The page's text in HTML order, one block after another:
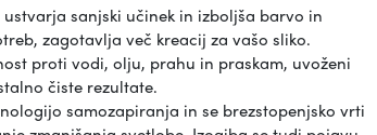
sanjski učinek in izboljša barvo in
zagotavlja več kreacij za vašo sliko.
proti vodi, olju, prahu in praskam, uvoženi
čiste rezultate.
samozapiranja in se brezstopenjsko vrti